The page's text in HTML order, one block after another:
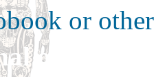
or
options: